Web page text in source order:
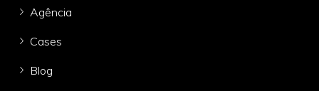
Agência
Cases
Blog